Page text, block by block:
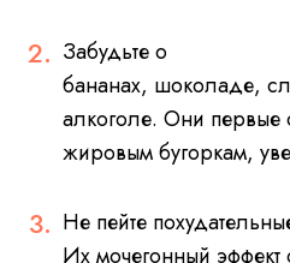
Забудьте о
бананах, шоколаде,
алкоголе. Они
жировым бугоркам,
Не пейте
Их мочегонный